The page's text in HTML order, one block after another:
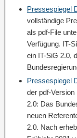
Pressespiegel
vollständige
als pdf-File
Verfügung. IT-
ein IT-SiG 2.0,
Pressespiegel
der pdf-
2.0: Das
neuen
2.0. Nach